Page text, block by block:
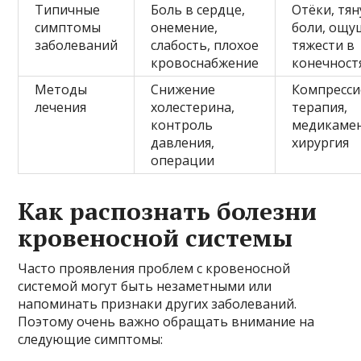
Типичные
симптомы
заболеваний
Боль в сердце,
онемение,
слабость, плохое
кровоснабжение
Отёки,
боли,
тяжести в
Методы
лечения
Снижение
холестерина,
контроль
давления,
операции
терапия,
хирургия
Как распознать болезни
кровеносной системы
Часто проявления проблем с кровеносной
системой могут быть незаметными или
напоминать признаки других заболеваний.
Поэтому очень важно обращать внимание на
следующие симптомы: